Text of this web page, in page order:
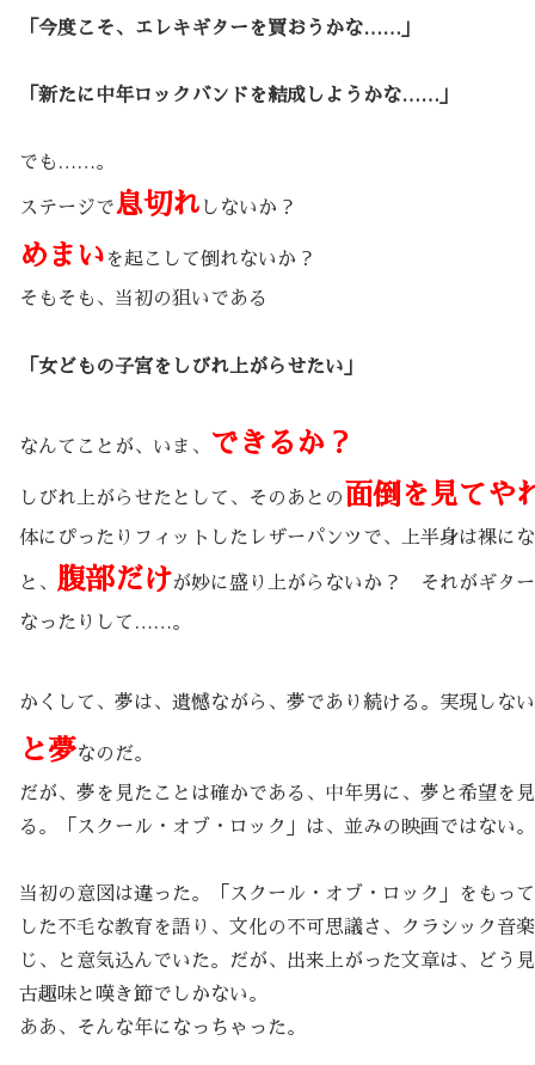
「今度こそ、エレキギターを買おうかな……」
「新たに中年ロックバンドを結成しようかな……」
でも……。
ステージで息切れ しないか？
めまい を起こして倒れないか？
そもそも、当初の狙いである
「女どもの子宮をしびれ上がらせたい」
なんてことが、いま、 できるか？
しびれ上がらせたとして、そのあとの 面倒を見てや
体にぴったりフィットしたレザーパンツで、上半身は裸に
と、 腹部だけが妙に盛り上がらないか？ それがギタ
なったりして……。
かくして、夢は、遺憾ながら、夢であり続ける。実現しな
と夢なのだ。
だが、夢を見たことは確かである、中年男に、夢と希望を
る。「スクール・オブ・ロック」は、並みの映画ではない。
当初の意図は違った。「スクール・オブ・ロック」をもっ
した不毛な教育を語り、文化の不可思議さ、クラシック音
じ、と意気込んでいた。だが、出来上がった文章は、どう
古趣味と嘆き節でしかない。
ああ、そんな年になっちゃった。